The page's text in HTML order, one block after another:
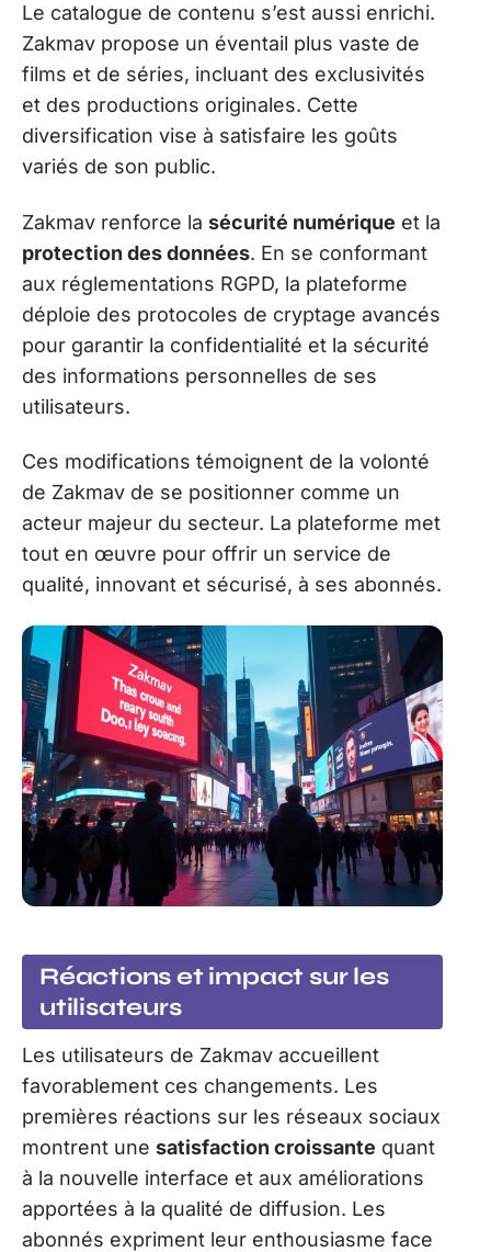
Le catalogue de contenu s’est aussi enrichi.
Zakmav propose un éventail plus vaste de
films et de séries, incluant des exclusivités
et des productions originales. Cette
diversification vise à satisfaire les goûts
variés de son public.
Zakmav renforce la sécurité numérique et la
protection des données. En se conformant
aux réglementations RGPD, la plateforme
déploie des protocoles de cryptage avancés
pour garantir la confidentialité et la sécurité
des informations personnelles de ses
utilisateurs.
Ces modifications témoignent de la volonté
de Zakmav de se positionner comme un
acteur majeur du secteur. La plateforme met
tout en œuvre pour offrir un service de
qualité, innovant et sécurisé, à ses abonnés.
Réactions et impact sur les
utilisateurs
Les utilisateurs de Zakmav accueillent
favorablement ces changements. Les
premières réactions sur les réseaux sociaux
montrent une satisfaction croissante quant
à la nouvelle interface et aux améliorations
apportées à la qualité de diffusion. Les
abonnés expriment leur enthousiasme face